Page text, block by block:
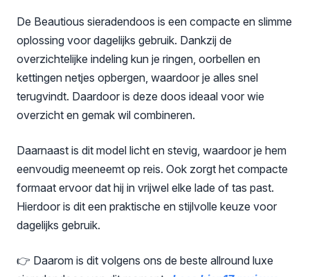
De Beautious sieradendoos is een compacte en slimme
oplossing voor dagelijks gebruik. Dankzij de
overzichtelijke indeling kun je ringen, oorbellen en
kettingen netjes opbergen, waardoor je alles snel
terugvindt. Daardoor is deze doos ideaal voor wie
overzicht en gemak wil combineren.
Daarnaast is dit model licht en stevig, waardoor je hem
eenvoudig meeneemt op reis. Ook zorgt het compacte
formaat ervoor dat hij in vrijwel elke lade of tas past.
Hierdoor is dit een praktische en stijlvolle keuze voor
dagelijks gebruik.
👉 Daarom is dit volgens ons de beste allround luxe